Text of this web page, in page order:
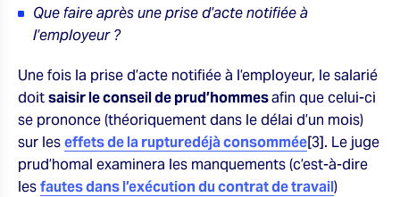
Que faire après une prise d’acte notifiée à
l’employeur ?
Une fois la prise d’acte notifiée à l’employeur, le salarié
doitsaisir le conseil de prud’hommesafin que celui-ci
se prononce (théoriquement dans le délai d’un mois)
sur leseffets de la rupturedéjà consommée[3]. Le juge
prud’homal examinera les manquements (c’est-à-dire
lesfautes dans l’exécution du contrat de travail)